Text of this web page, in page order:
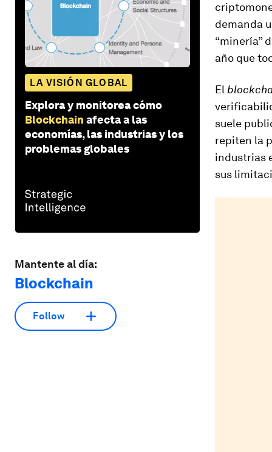
LA VISIÓN GLOBAL
Explora y monitorea cómo
Blockchain afecta a las
economías, las industrias y los
problemas globales
Mantente al día:
Blockchain
Follow
demanda
“minería”
año que
El
suele
repiten la
industrias
sus